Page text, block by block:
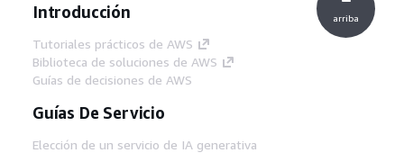
Introducción
Tutoriales prácticos de AWS
Biblioteca de soluciones de AWS
Guías de decisiones de AWS
Guías De Servicio
Elección de un servicio de IA generativa
arriba